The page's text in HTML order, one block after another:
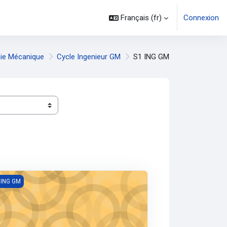
Français ‎(fr)‎ Connexion
Mécanique Cycle Ingenieur GM S1 ING GM
1(INGGM1)
GM